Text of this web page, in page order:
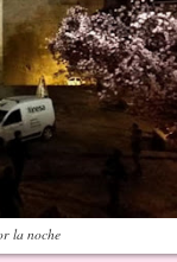
la noche